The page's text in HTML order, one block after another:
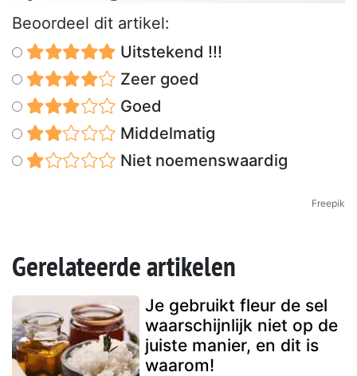
Beoordeel dit artikel:
Uitstekend !!!
Zeer goed
Goed
Middelmatig
Niet noemenswaardig
Freepik
Gerelateerde artikelen
Je gebruikt fleur de sel
waarschijnlijk niet op de
juiste manier, en dit is
waarom!